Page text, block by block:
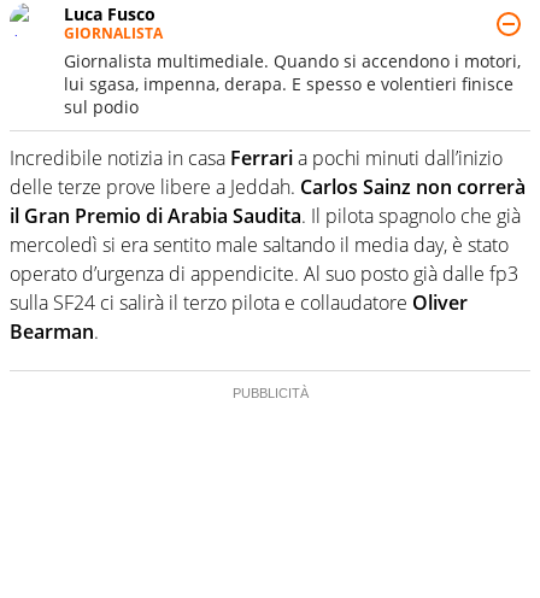
Luca Fusco
GIORNALISTA
Giornalista multimediale. Quando si accendono i motori,
lui sgasa, impenna, derapa. E spesso e volentieri finisce
sul podio
Incredibile notizia in casa Ferraria pochi minuti dall’inizio
delle terze prove libere a Jeddah. Carlos Sainz non correrà
il Gran Premio di Arabia Saudita. Il pilota spagnolo che già
mercoledì si era sentito male saltando il media day, è stato
operato d’urgenza di appendicite. Al suo posto già dalle fp3
sulla SF24 ci salirà il terzo pilota e collaudatore Oliver
Bearman.